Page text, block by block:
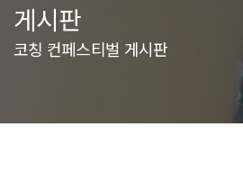
게시판
코칭 컨페스티벌 게시판